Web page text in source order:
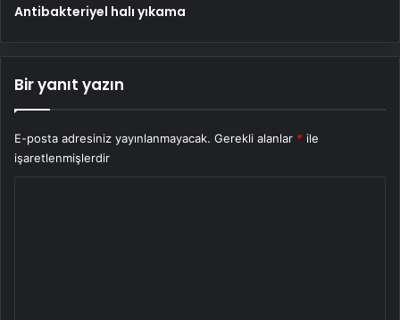
Antibakteriyel halı yıkama
Bir yanıt yazın
E-posta adresiniz yayınlanmayacak. Gerekli alanlar * ile
işaretlenmişlerdir